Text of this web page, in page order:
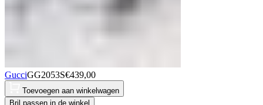
GucciGG2053S€439,00
Toevoegen aan winkelwagen
Bril passen in de winkel